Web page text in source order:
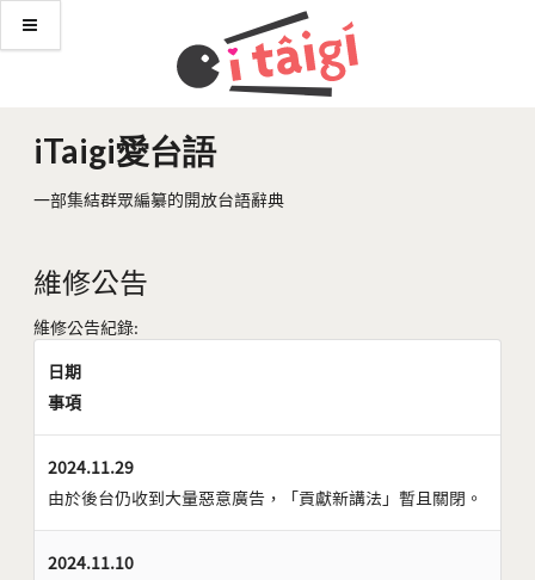
iTaigi愛台語
一部集結群眾編纂的開放台語辭典
維修公告
維修公告紀錄:
日期
事項
2024.11.29
由於後台仍收到大量惡意廣告，「貢獻新講法」暫且關閉。
2024.11.10